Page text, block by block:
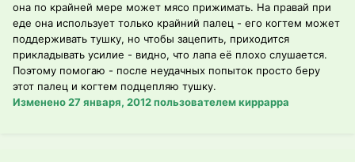
она по крайней мере может мясо прижимать. На правай при
еде она использует только крайний палец - его когтем может
поддерживать тушку, но чтобы зацепить, приходится
прикладывать усилие - видно, что лапа её плохо слушается.
Поэтому помогаю - после неудачных попыток просто беру
этот палец и когтем подцепляю тушку.
Изменено27 января, 2012пользователем киррарра